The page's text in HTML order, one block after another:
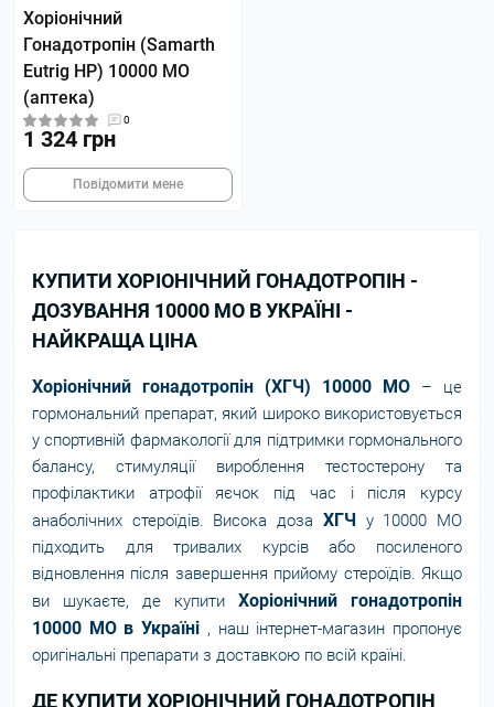
Хоріонічний
Гонадотропін (Samarth
Еutrig HP) 10000 МО
(аптека)
0
1 324 грн
Повідомити мене
КУПИТИ ХОРІОНІЧНИЙ ГОНАДОТРОПІН -
ДОЗУВАННЯ 10000 МО В УКРАЇНІ -
НАЙКРАЩА ЦІНА
Хоріонічний гонадотропін (ХГЧ) 10000 МО – це
гормональний препарат, який широко використовується
у спортивній фармакології для підтримки гормонального
балансу, стимуляції вироблення тестостерону та
профілактики атрофії яєчок під час і після курсу
анаболічних стероїдів. Висока доза ХГЧ у 10000 МО
підходить для тривалих курсів або посиленого
відновлення після завершення прийому стероїдів. Якщо
ви шукаєте, де купити Хоріонічний гонадотропін
10000 МО в Україні , наш інтернет-магазин пропонує
оригінальні препарати з доставкою по всій країні.
ДЕ КУПИТИ ХОРІОНІЧНИЙ ГОНАДОТРОПІН